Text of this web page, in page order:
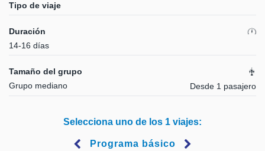
Tipo de viaje
Duración
14-16 días
Tamaño del grupo
Grupo mediano
Desde 1 pasajero
Selecciona uno de los 1 viajes:
Programa básico